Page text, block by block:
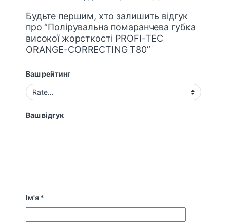
Будьте першим, хто залишить відгук
про “Полірувальна помаранчева губка
високої жорсткості PROFI-TEC
ORANGE-CORRECTING T80”
Ваш рейтинг
Ваш відгук
Ім'я*